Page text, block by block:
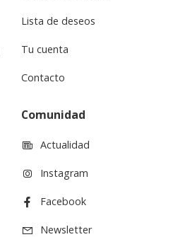
Lista de deseos
Tu cuenta
Contacto
Comunidad
Actualidad
Instagram
Facebook
Newsletter